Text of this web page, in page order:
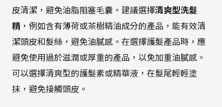
皮清潔，避免油脂阻塞毛囊。建議選擇清爽型洗髮
精 ，例如含有薄荷或茶樹精油成分的產品，能有效清
潔頭皮和髮絲，避免油膩感。在選擇護髮產品時，應
避免使用過於滋潤或厚重的產品，以免加重油膩感。
可以選擇清爽型的護髮素或精華液，在髮尾輕輕塗
抹，避免接觸頭皮。